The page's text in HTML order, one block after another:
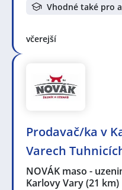
Vhodné také pro
včerejší
Prodavač/ka v
Varech
NOVÁK maso -
Karlovy Vary(21 km)